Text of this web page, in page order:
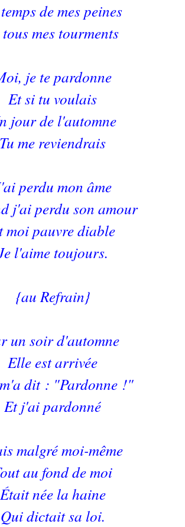
de mes peines
mes tourments
je te pardonne
Et si tu voulais
jour de l'automne
Tu me reviendrais
perdu mon âme
j'ai perdu son amour
moi pauvre diable
l'aime toujours.
{au Refrain}
un soir d'automne
Elle est arrivée
dit : "Pardonne !"
Et j'ai pardonné
malgré moi-même
au fond de moi
Était née la haine
Qui dictait sa loi.